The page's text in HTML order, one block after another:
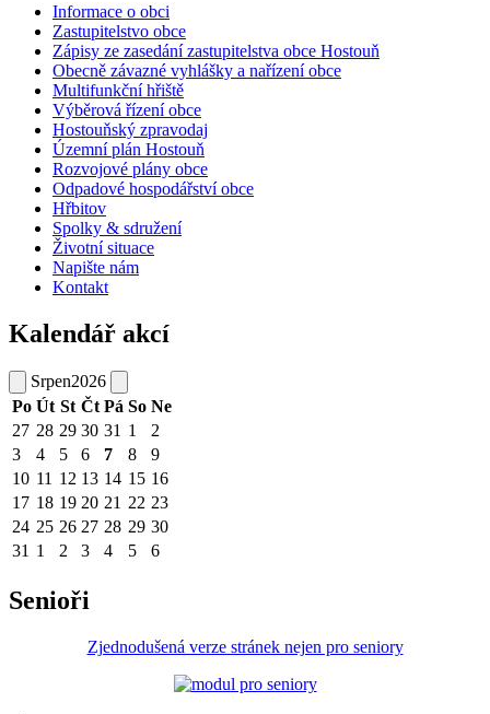
Informace o obci
Zastupitelstvo obce
Zápisy ze zasedání zastupitelstva obce Hostouň
Obecně závazné vyhlášky a nařízení obce
Multifunkční hřiště
Výběrová řízení obce
Hostouňský zpravodaj
Územní plán Hostouň
Rozvojové plány obce
Odpadové hospodářství obce
Hřbitov
Spolky & sdružení
Životní situace
Napište nám
Kontakt
Kalendář akcí
Srpen2026
Po Út St Čt Pá So Ne
27 28 29 30 31 1
2
3
4 5 6 7 8
9
10 11 12 13 14 15 16
17 18 19 20 21 22 23
24 25 26 27 28 29 30
31 1 2 3 4 5 6
Senioři
Zjednodušená verze stránek nejen pro seniory